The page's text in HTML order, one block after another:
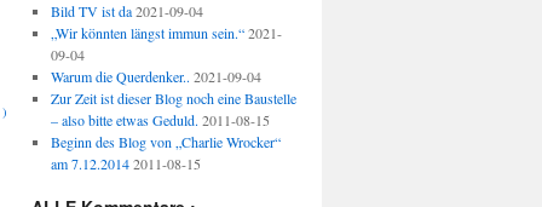
Bild TV ist da 2021-09-04
„Wir könnten längst immun sein.“ 2021-
09-04
Warum die Querdenker.. 2021-09-04
Zur Zeit ist dieser Blog noch eine Baustelle
– also bitte etwas Geduld. 2011-08-15
Beginn des Blog von „Charlie Wrocker“
am 7.12.2014 2011-08-15